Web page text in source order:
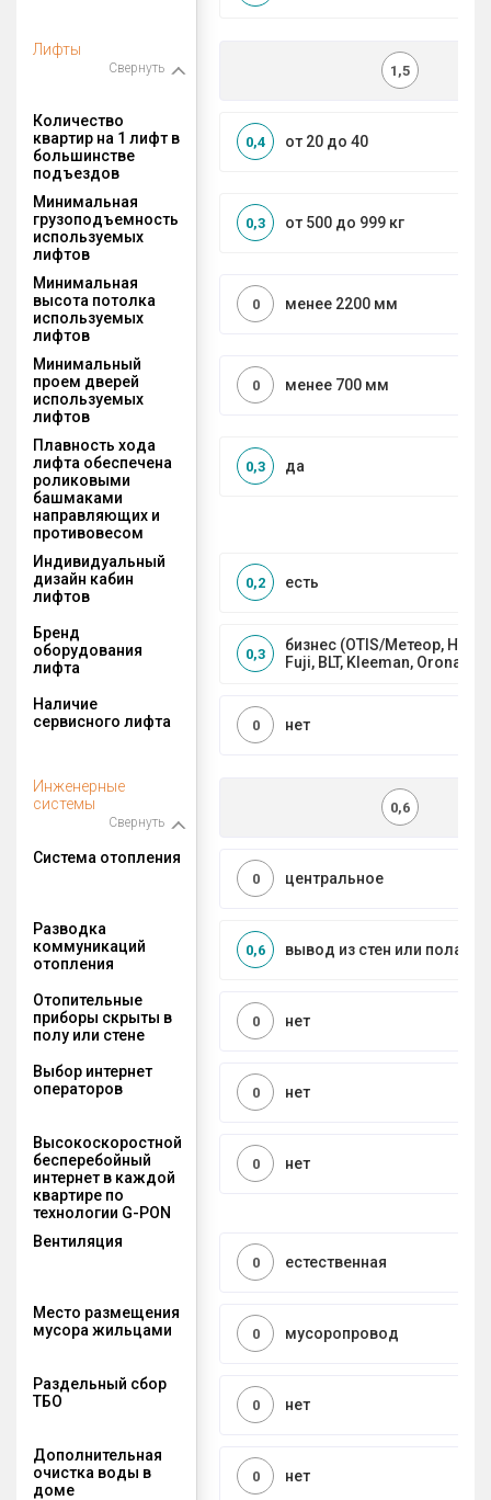
Лифты
Свернуть 1,5
Количество
квартир на 1 лифт в
большинстве
подъездов
от 20 до 40
0,4
Минимальная
грузоподъемность
используемых
лифтов
от 500 до 999 кг
0,3
Минимальная
высота потолка
используемых
лифтов
менее 2200 мм
0
Минимальный
проем дверей
используемых
лифтов
менее 700 мм
0
Плавность хода
лифта обеспечена
роликовыми
башмаками
направляющих и
противовесом
да
0,3
Индивидуальный
дизайн кабин
лифтов
есть
0,2
Бренд
оборудования
лифта
бизнес (OTIS/Метеор,
Fuji, BLT, Kleeman, Orona)
0,3
Наличие
сервисного лифта
нет
0
Инженерные
системы
Свернуть
0,6
Система отопления
центральное
0
Разводка
коммуникаций
отопления
вывод из стен или пола
0,6
Отопительные
приборы скрыты в
полу или стене
нет
0
Выбор интернет
операторов
нет
0
Высокоскоростной
бесперебойный
интернет в каждой
квартире по
технологии G-PON
нет
0
Вентиляция
естественная
0
Место размещения
мусора жильцами
мусоропровод
0
Раздельный сбор
ТБО
нет
0
Дополнительная
очистка воды в
доме
нет
0